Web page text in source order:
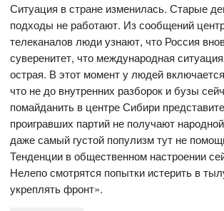
Ситуация в стране изменилась. Старые
подходы не работают. Из сообщений
телеканалов люди узнают, что Россия
суверенитет, что международная
острая. В этот момент у людей
что не до внутренних разборок и бузы
помайданить в центре Сибири
проигравших партий не получают
даже самый густой популизм тут не
Тенденции в общественном настроении
Нелепо смотрятся попытки истерить в
укреплять фронт».